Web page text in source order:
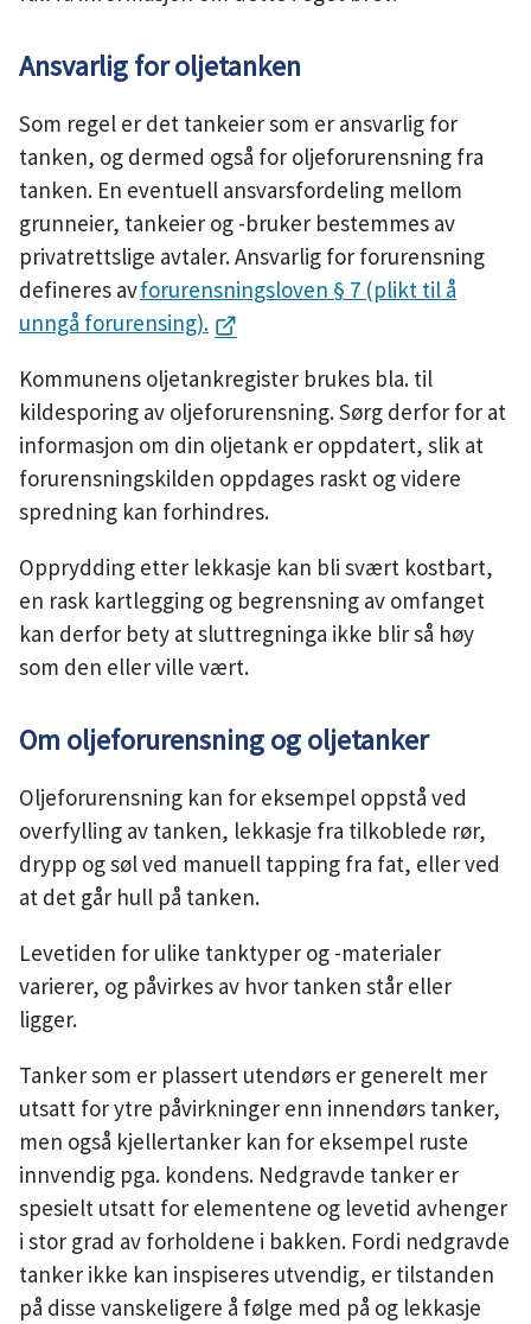
Ansvarlig for oljetanken
Som regel er det tankeier som er ansvarlig for
tanken, og dermed også for oljeforurensning fra
tanken. En eventuell ansvarsfordeling mellom
grunneier, tankeier og -bruker bestemmes av
privatrettslige avtaler. Ansvarlig for forurensning
defineres avforurensningsloven § 7 (plikt til å
unngå forurensing).
Kommunens oljetankregister brukes bla. til
kildesporing av oljeforurensning. Sørg derfor for at
informasjon om din oljetank er oppdatert, slik at
forurensningskilden oppdages raskt og videre
spredning kan forhindres.
Opprydding etter lekkasje kan bli svært kostbart,
en rask kartlegging og begrensning av omfanget
kan derfor bety at sluttregninga ikke blir så høy
som den eller ville vært.
Om oljeforurensning og oljetanker
Oljeforurensning kan for eksempel oppstå ved
overfylling av tanken, lekkasje fra tilkoblede rør,
drypp og søl ved manuell tapping fra fat, eller ved
at det går hull på tanken.
Levetiden for ulike tanktyper og -materialer
varierer, og påvirkes av hvor tanken står eller
ligger.
Tanker som er plassert utendørs er generelt mer
utsatt for ytre påvirkninger enn innendørs tanker,
men også kjellertanker kan for eksempel ruste
innvendig pga. kondens. Nedgravde tanker er
spesielt utsatt for elementene og levetid avhenger
i stor grad av forholdene i bakken. Fordi nedgravde
tanker ikke kan inspiseres utvendig, er tilstanden
på disse vanskeligere å følge med på og lekkasje